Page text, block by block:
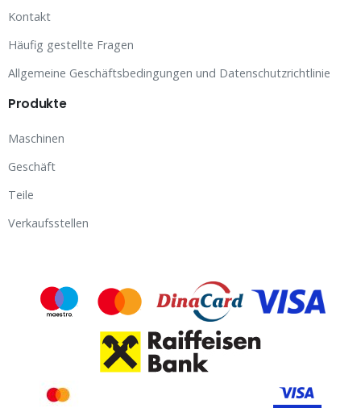
Kontakt
Häufig gestellte Fragen
Allgemeine Geschäftsbedingungen und Datenschutzrichtlinie
Produkte
Maschinen
Geschäft
Teile
Verkaufsstellen